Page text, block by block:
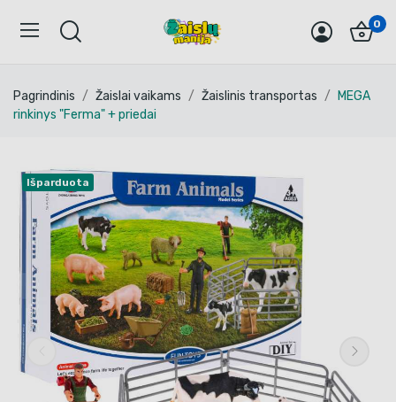
0
Pagrindinis Žaislai vaikams Žaislinis transportas
MEGA
rinkinys "Ferma" + priedai
Išparduota